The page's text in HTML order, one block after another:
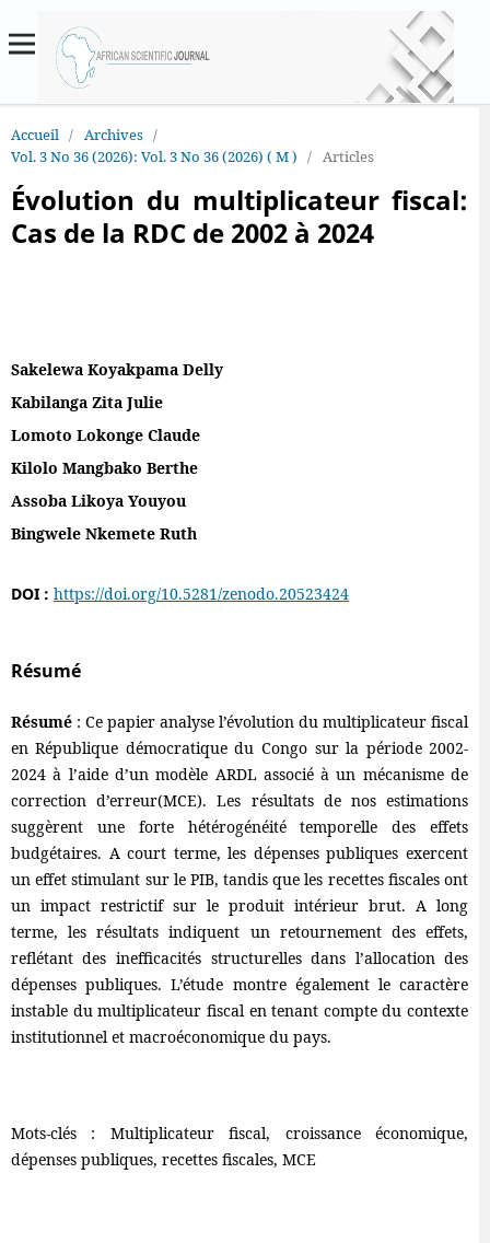
Accueil / Archives /
Vol. 3 No 36 (2026): Vol. 3 No 36 (2026) ( M ) / Articles
Évolution du multiplicateur fiscal:
Cas de la RDC de 2002 à 2024
Sakelewa Koyakpama Delly
Kabilanga Zita Julie
Lomoto Lokonge Claude
Kilolo Mangbako Berthe
Assoba Likoya Youyou
Bingwele Nkemete Ruth
DOI : https://doi.org/10.5281/zenodo.20523424
Résumé
Résumé : Ce papier analyse l’évolution du multiplicateur fiscal
en République démocratique du Congo sur la période 2002-
2024 à l’aide d’un modèle ARDL associé à un mécanisme de
correction d’erreur(MCE). Les résultats de nos estimations
suggèrent une forte hétérogénéité temporelle des effets
budgétaires. A court terme, les dépenses publiques exercent
un effet stimulant sur le PIB, tandis que les recettes fiscales ont
un impact restrictif sur le produit intérieur brut. A long
terme, les résultats indiquent un retournement des effets,
reflétant des inefficacités structurelles dans l’allocation des
dépenses publiques. L’étude montre également le caractère
instable du multiplicateur fiscal en tenant compte du contexte
institutionnel et macroéconomique du pays.
Mots-clés : Multiplicateur fiscal, croissance économique,
dépenses publiques, recettes fiscales, MCE